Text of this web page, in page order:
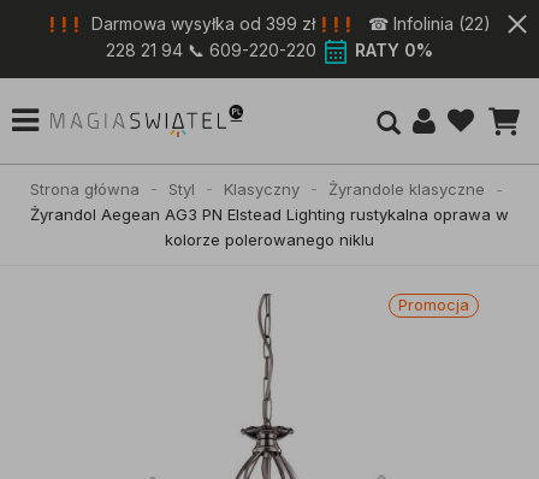
! ! ! Darmowa wysyłka od 399 zł ! ! !
☎ Infolinia (22)
228 21 94 📞 609-220-220
RATY 0%
Strona główna Styl Klasyczny
Żyrandole klasyczne
Żyrandol Aegean AG3 PN Elstead Lighting rustykalna oprawa w
kolorze polerowanego niklu
Promocja